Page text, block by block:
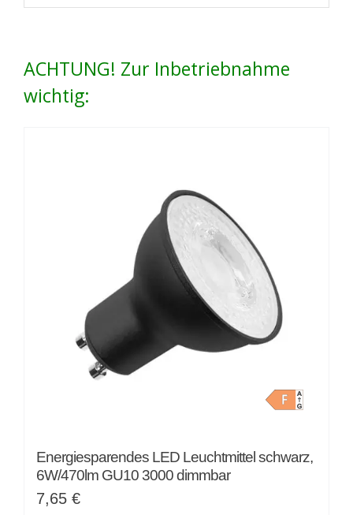
ACHTUNG! Zur Inbetriebnahme
wichtig:
Energiesparendes LED Leuchtmittel schwarz,
6W/470lm GU10 3000 dimmbar
7,65 €